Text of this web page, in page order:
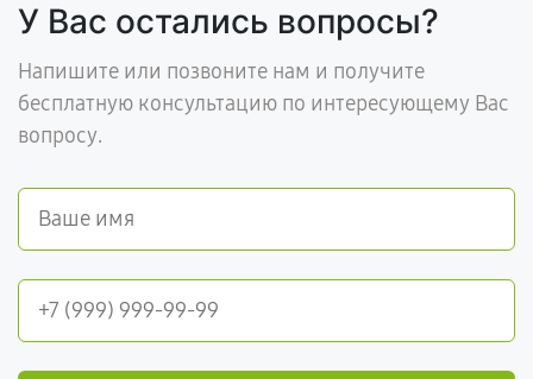
У Вас остались вопросы?
Напишите или позвоните нам и получите
бесплатную консультацию по интересующему Вас
вопросу.